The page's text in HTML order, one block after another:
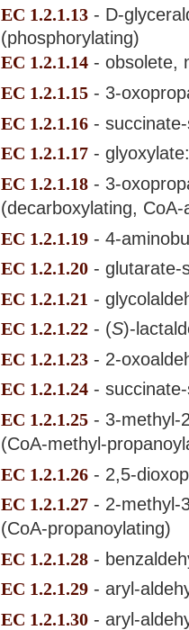
EC 1.2.1.13 - D-
(phosphorylating)
EC 1.2.1.14 - obsolete,
EC 1.2.1.15 - 3-
EC 1.2.1.16 -
EC 1.2.1.17 -
EC 1.2.1.18 - 3-
(decarboxylating,
EC 1.2.1.19 - 4-
EC 1.2.1.20 - glutarate-
EC 1.2.1.21 -
EC 1.2.1.22 - (S)-
EC 1.2.1.23 - 2-
EC 1.2.1.24 -
EC 1.2.1.25 - 3-methyl-
(CoA-methyl-
EC 1.2.1.26 - 2,5-
EC 1.2.1.27 - 2-methyl-
(CoA-propanoylating)
EC 1.2.1.28 -
EC 1.2.1.29 - aryl-
EC 1.2.1.30 - aryl-